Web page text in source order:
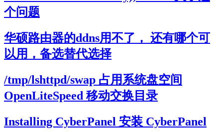
个问题
华硕路由器的ddns用不了， 还有哪个可
以用，备选替代选择
/tmp/lshttpd/swap 占用系统盘空间
OpenLiteSpeed 移动交换目录
Installing CyberPanel 安装 CyberPanel